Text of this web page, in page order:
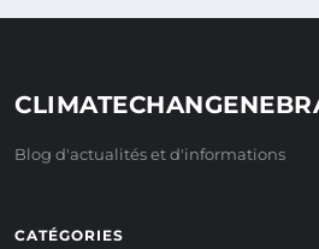
Blog d'actualités et d'informations
CATÉGORIES